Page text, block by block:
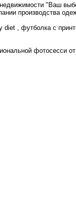
"Ваш
производства
diet , футболка с
фотосесси